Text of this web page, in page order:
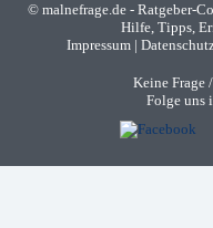
© malnefrage.de - Ratgeber-
Hilfe, Tipps,
Impressum |
Keine Frage
Folge uns